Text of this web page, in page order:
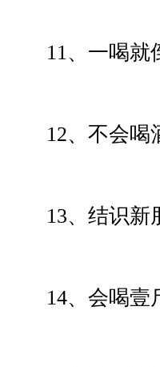
11、一喝就
12、不会喝
13、结识新朋
14、会喝壹斤